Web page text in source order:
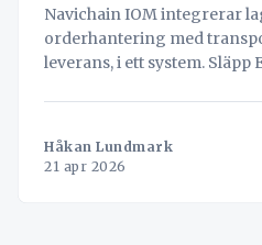
Navichain IOM integrerar
orderhantering med
leverans, i ett system. Släpp
Håkan Lundmark
21 apr 2026